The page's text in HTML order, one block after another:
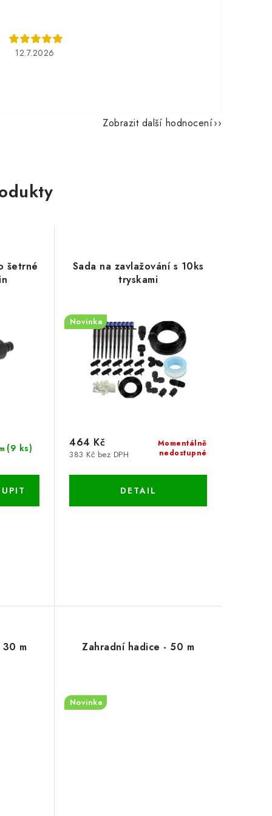
12.7.2026
Zobrazit další hodnocení
šetrné
(9 ks)
Sada na zavlažování s 10ks
tryskami
Novinka
Momentálně
nedostupné
383 Kč bez DPH
464 Kč
m Zahradní hadice - 50 m
Novinka